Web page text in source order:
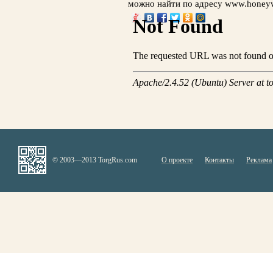
можно найти по адресу
© 2003—2013 TorgRus.com О проекте Контакты Реклама